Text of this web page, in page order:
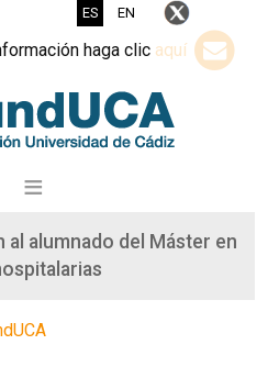
ES EN
haga clic aquí
al alumnado del Máster en